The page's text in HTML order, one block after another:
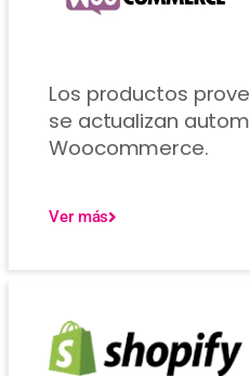
Los productos
se actualizan
Woocommerce.
Ver más